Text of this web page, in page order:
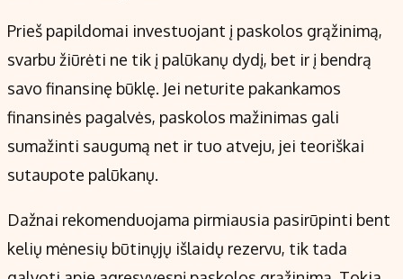
Prieš papildomai investuojant į paskolos grąžinimą,
svarbu žiūrėti ne tik į palūkanų dydį, bet ir į bendrą
savo finansinę būklę. Jei neturite pakankamos
finansinės pagalvės, paskolos mažinimas gali
sumažinti saugumą net ir tuo atveju, jei teoriškai
sutaupote palūkanų.
Dažnai rekomenduojama pirmiausia pasirūpinti bent
kelių mėnesių būtinųjų išlaidų rezervu, tik tada